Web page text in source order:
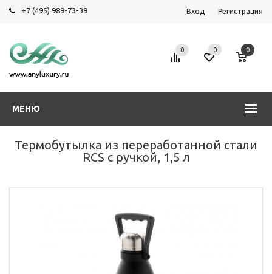
+7 (495) 989-73-39 Вход Регистрация
МЕНЮ
0 0 0
Термобутылка из переработанной стали
RCS с ручкой, 1,5 л